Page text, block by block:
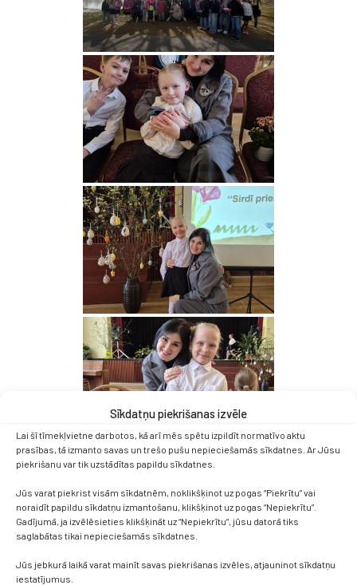
Sīkdatņu piekrišanas izvēle
Lai šī tīmekļvietne darbotos, kā arī mēs spētu izpildīt normatīvo aktu
prasības, tā izmanto savas un trešo pušu nepieciešamās sīkdatnes. Ar Jūsu
piekrišanu var tik uzstādītas papildu sīkdatnes.
Jūs varat piekrist visām sīkdatnēm, noklikšķinot uz pogas “Piekrītu” vai
noraidīt papildu sīkdatņu izmantošanu, klikšķinot uz pogas “Nepiekrītu”.
Gadījumā, ja izvēlēsieties klikšķināt uz “Nepiekrītu”, jūsu datorā tiks
saglabātas tikai nepieciešamās sīkdatnes.
Jūs jebkurā laikā varat mainīt savas piekrišanas izvēles, atjauninot sīkdatņu
iestatījumus.